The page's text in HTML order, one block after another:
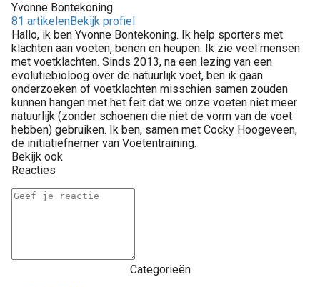
Yvonne Bontekoning
81 artikelenBekijk profiel
Hallo, ik ben Yvonne Bontekoning. Ik help sporters met
klachten aan voeten, benen en heupen. Ik zie veel mensen
met voetklachten. Sinds 2013, na een lezing van een
evolutiebioloog over de natuurlijk voet, ben ik gaan
onderzoeken of voetklachten misschien samen zouden
kunnen hangen met het feit dat we onze voeten niet meer
natuurlijk (zonder schoenen die niet de vorm van de voet
hebben) gebruiken. Ik ben, samen met Cocky Hoogeveen,
de initiatiefnemer van Voetentraining.
Bekijk ook
Reacties
Categorieën